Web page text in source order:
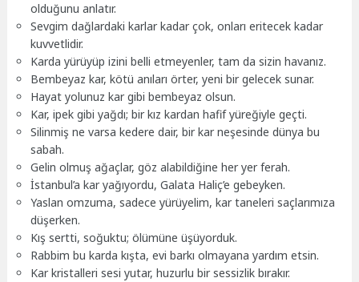
olduğunu anlatır.
Sevgim dağlardaki karlar kadar çok, onları eritecek kadar
kuvvetlidir.
Karda yürüyüp izini belli etmeyenler, tam da sizin havanız.
Bembeyaz kar, kötü anıları örter, yeni bir gelecek sunar.
Hayat yolunuz kar gibi bembeyaz olsun.
Kar, ipek gibi yağdı; bir kız kardan hafif yüreğiyle geçti.
Silinmiş ne varsa kedere dair, bir kar neşesinde dünya bu
sabah.
Gelin olmuş ağaçlar, göz alabildiğine her yer ferah.
İstanbul’a kar yağıyordu, Galata Haliç’e gebeyken.
Yaslan omzuma, sadece yürüyelim, kar taneleri saçlarımıza
düşerken.
Kış sertti, soğuktu; ölümüne üşüyorduk.
Rabbim bu karda kışta, evi barkı olmayana yardım etsin.
Kar kristalleri sesi yutar, huzurlu bir sessizlik bırakır.